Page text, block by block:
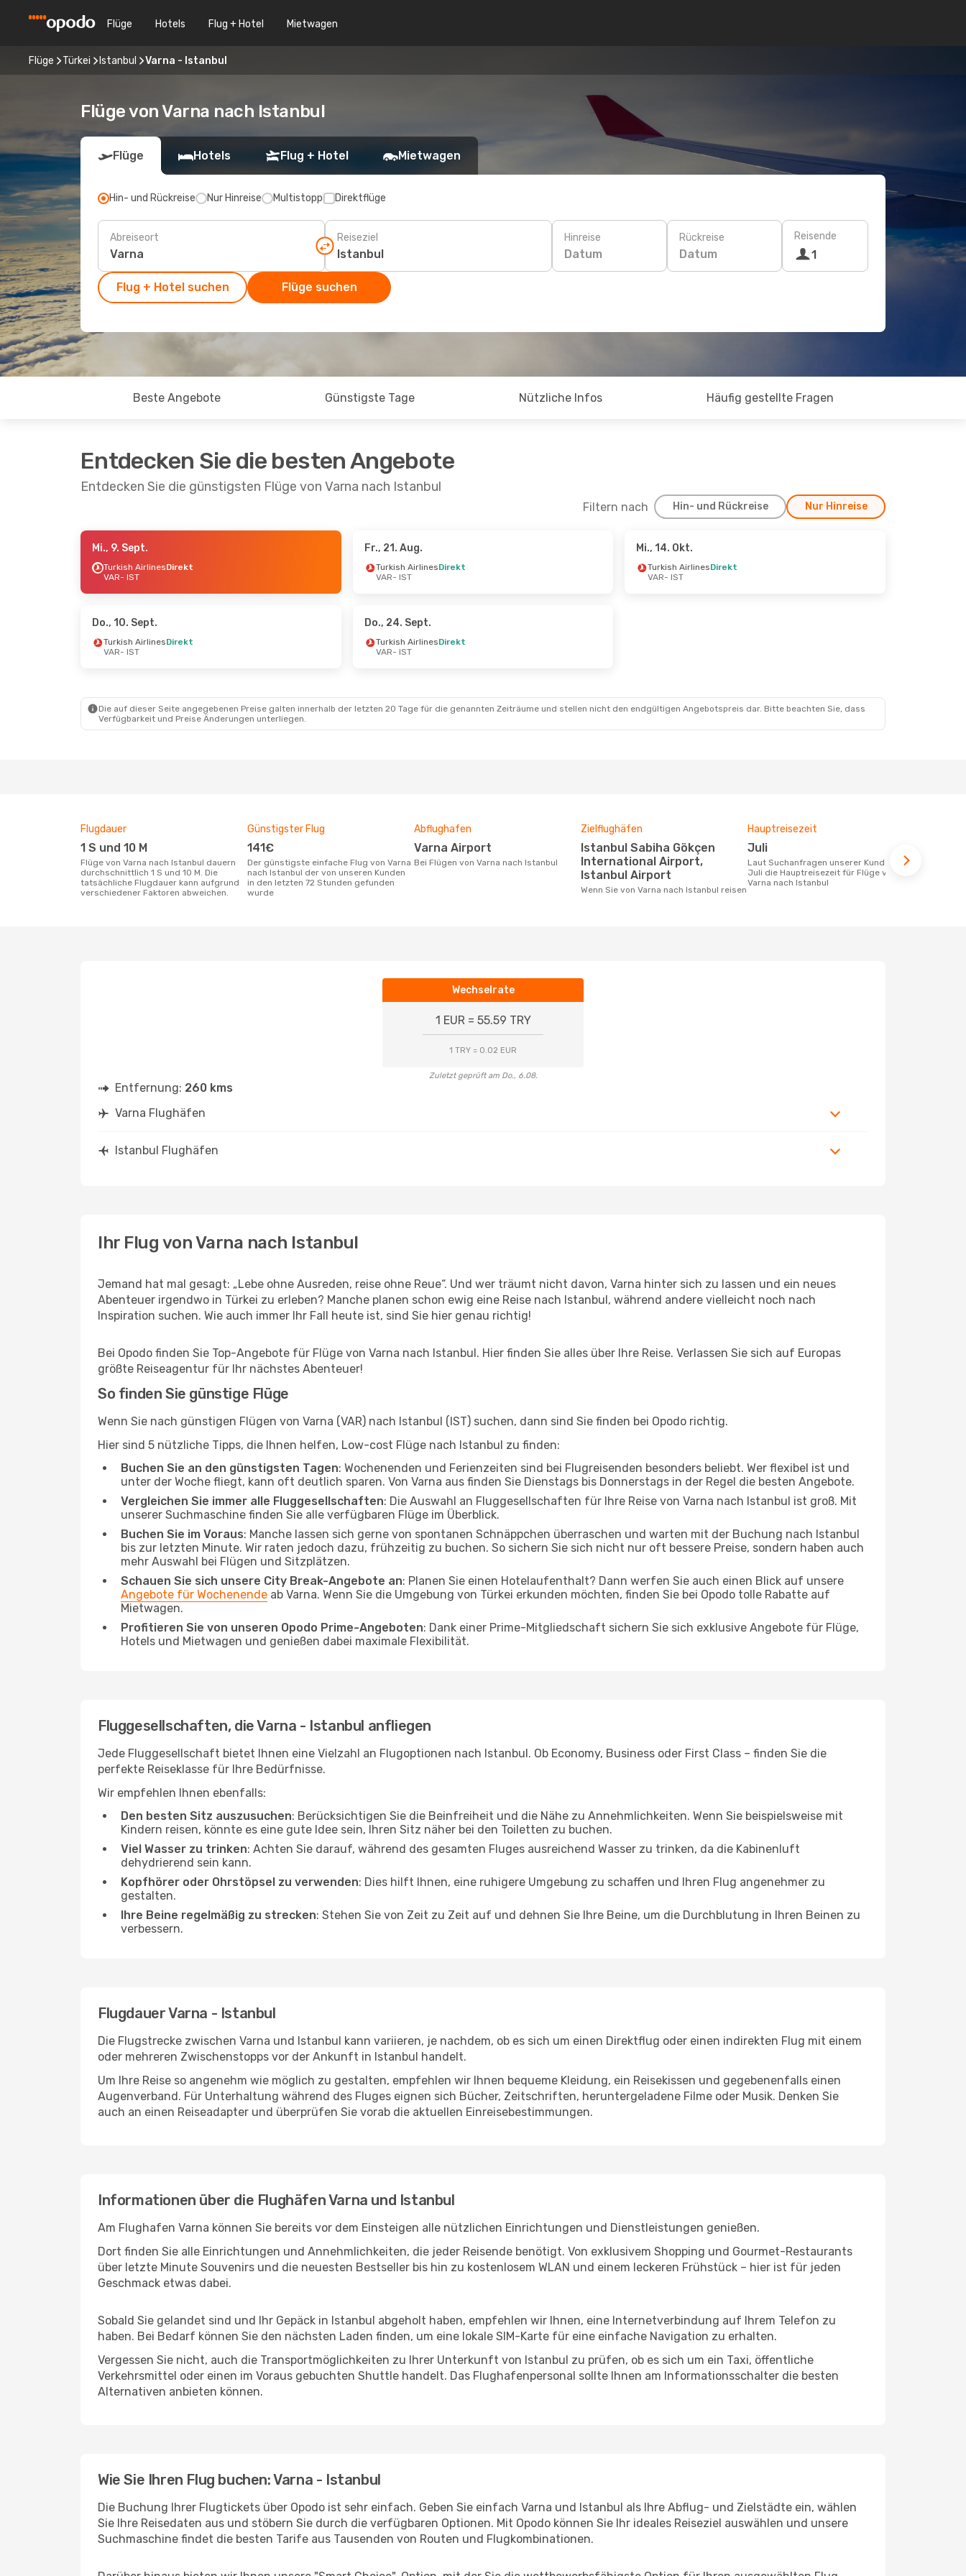
Flüge Hotels Flug + Hotel Mietwagen
Flüge Türkei Istanbul Varna - Istanbul
Flüge von Varna nach Istanbul
Flüge Hotels Flug + Hotel Mietwagen
Hin- und Rückreise Nur Hinreise Multistopp Direktflüge
Abreiseort Reiseziel Hinreise
Datum
Rückreise
Datum
Reisende
1
Flug + Hotel suchen Flüge suchen
Beste Angebote Günstigste Tage Nützliche Infos Häufig gestellte Fragen
Entdecken Sie die besten Angebote
Entdecken Sie die günstigsten Flüge von Varna nach Istanbul
Filtern nach Hin- und Rückreise Nur Hinreise
- Fr., 28. Aug.
Direkt
- Fr., 18. Sept.
Mi., 9. Sept.
Turkish AirlinesDirekt
VAR- IST
Fr., 21. Aug.
Turkish AirlinesDirekt
VAR- IST
Mi., 14. Okt.
Turkish AirlinesDirekt
VAR- IST
Do., 10. Sept.
Turkish AirlinesDirekt
VAR- IST
Do., 24. Sept.
Turkish AirlinesDirekt
VAR- IST
Die auf dieser Seite angegebenen Preise galten innerhalb der letzten 20 Tage für die genannten Zeiträume und stellen nicht den endgültigen Angebotspreis dar. Bitte beachten Sie, dass
Verfügbarkeit und Preise Änderungen unterliegen.
Flugdauer
1 S und 10 M
Flüge von Varna nach Istanbul dauern
durchschnittlich 1 S und 10 M. Die
tatsächliche Flugdauer kann aufgrund
verschiedener Faktoren abweichen.
Günstigster Flug
141€
Der günstigste einfache Flug von Varna
nach Istanbul der von unseren Kunden
in den letzten 72 Stunden gefunden
wurde
Abflughafen
Varna Airport
Bei Flügen von Varna nach Istanbul
Zielflughäfen
Istanbul Sabiha Gökçen
International Airport,
Istanbul Airport
Wenn Sie von Varna nach Istanbul reisen
Hauptreisezeit
Juli
Laut Suchanfragen unserer Kunden ist
Juli die Hauptreisezeit für Flüge von
Varna nach Istanbul
Wechselrate
1 EUR = 55.59 TRY
1 TRY = 0.02 EUR
Zuletzt geprüft am Do., 6.08.
Entfernung: 260 kms
Varna Flughäfen
Istanbul Flughäfen
Ihr Flug von Varna nach Istanbul
Jemand hat mal gesagt: „Lebe ohne Ausreden, reise ohne Reue“. Und wer träumt nicht davon, Varna hinter sich zu lassen und ein neues
Abenteuer irgendwo in Türkei zu erleben? Manche planen schon ewig eine Reise nach Istanbul, während andere vielleicht noch nach
Inspiration suchen. Wie auch immer Ihr Fall heute ist, sind Sie hier genau richtig!
Bei Opodo finden Sie Top-Angebote für Flüge von Varna nach Istanbul. Hier finden Sie alles über Ihre Reise. Verlassen Sie sich auf Europas
größte Reiseagentur für Ihr nächstes Abenteuer!
So finden Sie günstige Flüge
Wenn Sie nach günstigen Flügen von Varna (VAR) nach Istanbul (IST) suchen, dann sind Sie finden bei Opodo richtig.
Hier sind 5 nützliche Tipps, die Ihnen helfen, Low-cost Flüge nach Istanbul zu finden:
Buchen Sie an den günstigsten Tagen: Wochenenden und Ferienzeiten sind bei Flugreisenden besonders beliebt. Wer flexibel ist und
unter der Woche fliegt, kann oft deutlich sparen. Von Varna aus finden Sie Dienstags bis Donnerstags in der Regel die besten Angebote.
Vergleichen Sie immer alle Fluggesellschaften: Die Auswahl an Fluggesellschaften für Ihre Reise von Varna nach Istanbul ist groß. Mit
unserer Suchmaschine finden Sie alle verfügbaren Flüge im Überblick.
Buchen Sie im Voraus: Manche lassen sich gerne von spontanen Schnäppchen überraschen und warten mit der Buchung nach Istanbul
bis zur letzten Minute. Wir raten jedoch dazu, frühzeitig zu buchen. So sichern Sie sich nicht nur oft bessere Preise, sondern haben auch
mehr Auswahl bei Flügen und Sitzplätzen.
Schauen Sie sich unsere City Break-Angebote an: Planen Sie einen Hotelaufenthalt? Dann werfen Sie auch einen Blick auf unsere
Angebote für Wochenende ab Varna. Wenn Sie die Umgebung von Türkei erkunden möchten, finden Sie bei Opodo tolle Rabatte auf
Mietwagen.
Profitieren Sie von unseren Opodo Prime-Angeboten: Dank einer Prime-Mitgliedschaft sichern Sie sich exklusive Angebote für Flüge,
Hotels und Mietwagen und genießen dabei maximale Flexibilität.
Fluggesellschaften, die Varna - Istanbul anfliegen
Jede Fluggesellschaft bietet Ihnen eine Vielzahl an Flugoptionen nach Istanbul. Ob Economy, Business oder First Class – finden Sie die
perfekte Reiseklasse für Ihre Bedürfnisse.
Wir empfehlen Ihnen ebenfalls:
Den besten Sitz auszusuchen: Berücksichtigen Sie die Beinfreiheit und die Nähe zu Annehmlichkeiten. Wenn Sie beispielsweise mit
Kindern reisen, könnte es eine gute Idee sein, Ihren Sitz näher bei den Toiletten zu buchen.
Viel Wasser zu trinken: Achten Sie darauf, während des gesamten Fluges ausreichend Wasser zu trinken, da die Kabinenluft
dehydrierend sein kann.
Kopfhörer oder Ohrstöpsel zu verwenden: Dies hilft Ihnen, eine ruhigere Umgebung zu schaffen und Ihren Flug angenehmer zu
gestalten.
Ihre Beine regelmäßig zu strecken: Stehen Sie von Zeit zu Zeit auf und dehnen Sie Ihre Beine, um die Durchblutung in Ihren Beinen zu
verbessern.
Flugdauer Varna - Istanbul
Die Flugstrecke zwischen Varna und Istanbul kann variieren, je nachdem, ob es sich um einen Direktflug oder einen indirekten Flug mit einem
oder mehreren Zwischenstopps vor der Ankunft in Istanbul handelt.
Um Ihre Reise so angenehm wie möglich zu gestalten, empfehlen wir Ihnen bequeme Kleidung, ein Reisekissen und gegebenenfalls einen
Augenverband. Für Unterhaltung während des Fluges eignen sich Bücher, Zeitschriften, heruntergeladene Filme oder Musik. Denken Sie
auch an einen Reiseadapter und überprüfen Sie vorab die aktuellen Einreisebestimmungen.
Informationen über die Flughäfen Varna und Istanbul
Am Flughafen Varna können Sie bereits vor dem Einsteigen alle nützlichen Einrichtungen und Dienstleistungen genießen.
Dort finden Sie alle Einrichtungen und Annehmlichkeiten, die jeder Reisende benötigt. Von exklusivem Shopping und Gourmet-Restaurants
über letzte Minute Souvenirs und die neuesten Bestseller bis hin zu kostenlosem WLAN und einem leckeren Frühstück – hier ist für jeden
Geschmack etwas dabei.
Sobald Sie gelandet sind und Ihr Gepäck in Istanbul abgeholt haben, empfehlen wir Ihnen, eine Internetverbindung auf Ihrem Telefon zu
haben. Bei Bedarf können Sie den nächsten Laden finden, um eine lokale SIM-Karte für eine einfache Navigation zu erhalten.
Vergessen Sie nicht, auch die Transportmöglichkeiten zu Ihrer Unterkunft von Istanbul zu prüfen, ob es sich um ein Taxi, öffentliche
Verkehrsmittel oder einen im Voraus gebuchten Shuttle handelt. Das Flughafenpersonal sollte Ihnen am Informationsschalter die besten
Alternativen anbieten können.
Wie Sie Ihren Flug buchen: Varna - Istanbul
Die Buchung Ihrer Flugtickets über Opodo ist sehr einfach. Geben Sie einfach Varna und Istanbul als Ihre Abflug- und Zielstädte ein, wählen
Sie Ihre Reisedaten aus und stöbern Sie durch die verfügbaren Optionen. Mit Opodo können Sie Ihr ideales Reiseziel auswählen und unsere
Suchmaschine findet die besten Tarife aus Tausenden von Routen und Flugkombinationen.